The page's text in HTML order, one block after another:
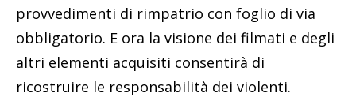
provvedimenti di rimpatrio con foglio di via
obbligatorio. E ora la visione dei filmati e degli
altri elementi acquisiti consentirà di
ricostruire le responsabilità dei violenti.